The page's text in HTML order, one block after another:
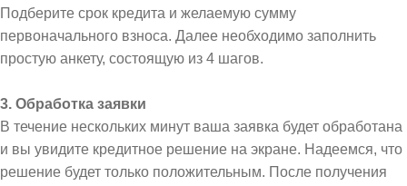
Подберите срок кредита и желаемую сумму
первоначального взноса. Далее необходимо заполнить
простую анкету, состоящую из 4 шагов.
3. Обработка заявки
В течение нескольких минут ваша заявка будет обработана
и вы увидите кредитное решение на экране. Надеемся, что
решение будет только положительным. После получения